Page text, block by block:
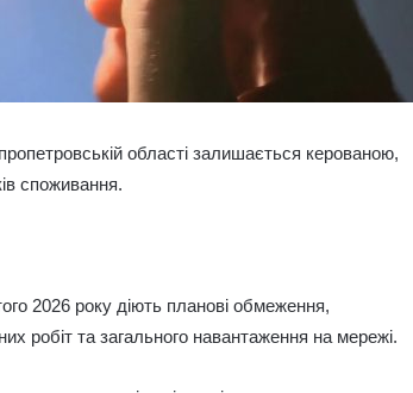
області залишається керованою,
споживання.
2026 року діють планові обмеження,
робіт та загального навантаження на мережі.